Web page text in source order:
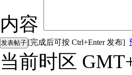
内容
发表帖子 [完成后可按 Ctrl+Enter 发布]
当前时区